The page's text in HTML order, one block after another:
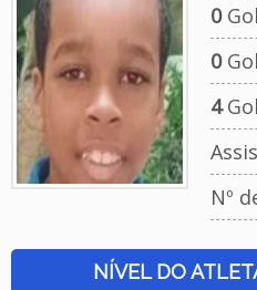
0
0
4
Nº
NÍVEL DO